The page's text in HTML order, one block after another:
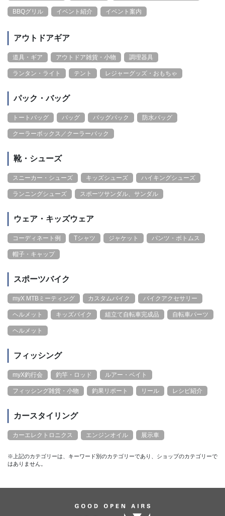
BBQグリル イベント紹介 イベント案内
アウトドアギア
道具・ギア アウトドア雑貨・小物 調理器具
ランタン・ライト テント レジャーグッズ・おもちゃ
パック・バッグ
トートバッグ バッグ バッグパック 防水バッグ
クーラーボックス／クーラーバック
靴・シューズ
スニーカー・シューズ キッズシューズ ハイキングシューズ
ランニングシューズ スポーツサンダル、サンダル
ウェア・キッズウェア
コーディネート例 Tシャツ ジャケット パンツ・ボトムス
帽子・キャップ
スポーツバイク
myX MTBミーティング カスタムバイク バイクアクセサリー
ヘルメット キッズバイク 組立て自転車完成品 自転車パーツ
ヘルメット
フィッシング
myX釣行会 釣竿・ロッド ルアー・ベイト
フィッシング雑貨・小物 釣果リポート リール レシピ紹介
カースタイリング
カーエレクトロニクス エンジンオイル 展示車
※上記のカテゴリーは、キーワード別のカテゴリーであり、ショップのカテゴリーで
はありません。